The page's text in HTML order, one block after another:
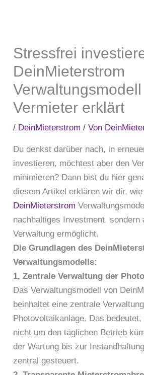
Stressfrei
DeinMieterstrom
Vermieter erklärt
/ DeinMieterstrom / Von
Du denkst darüber nach, in
investieren, möchtest aber den
minimieren? Dann bist du hier
diesem Artikel erklären wir dir, wie
DeinMieterstrom
nachhaltiges Investment, sondern
Verwaltung ermöglicht.
Die Grundlagen des
Verwaltungsmodells:
1. Zentrale Verwaltung der
Das Verwaltungsmodell von
beinhaltet eine zentrale
Photovoltaikanlage. Das
nicht um den täglichen Betrieb
der Wartung bis zur
zentral gesteuert.